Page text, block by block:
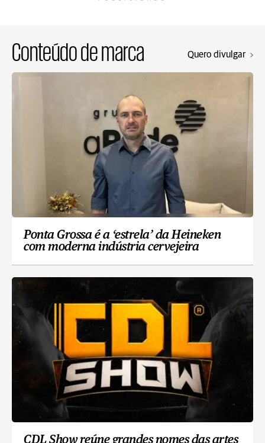
Conteúdo de marca Quero divulgar
Ponta Grossa é a ‘estrela’ da Heineken
com moderna indústria cervejeira
CDL Show reúne grandes nomes das artes